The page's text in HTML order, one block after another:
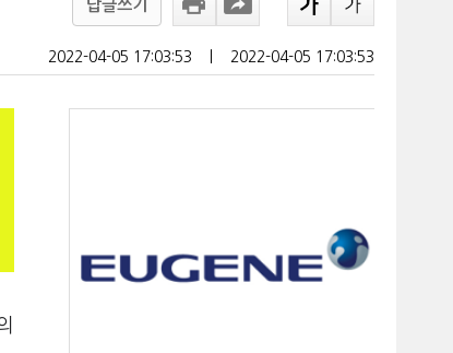
답글쓰기
2022-04-05 17:03:53 2022-04-05 17:03:53